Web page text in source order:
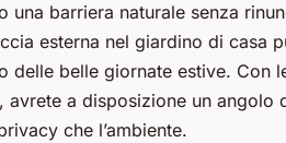
una barriera naturale senza
esterna nel giardino di casa
delle belle giornate estive. Con
avrete a disposizione un angolo
che l’ambiente.